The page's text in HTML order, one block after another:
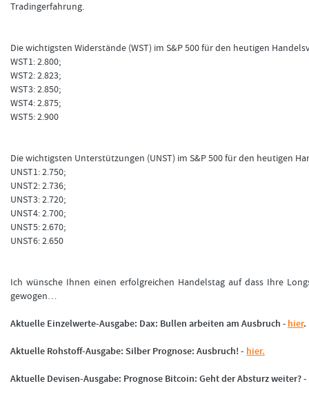
Tradingerfahrung.
Die wichtigsten Widerstände (WST) im S&P 500 für den heutigen
WST1: 2.800;
WST2: 2.823;
WST3: 2.850;
WST4: 2.875;
WST5: 2.900
Die wichtigsten Unterstützungen (UNST) im S&P 500 für den heutigen
UNST1: 2.750;
UNST2: 2.736;
UNST3: 2.720;
UNST4: 2.700;
UNST5: 2.670;
UNST6: 2.650
Ich wünsche Ihnen einen erfolgreichen Handelstag auf dass Ihre
gewogen…
Aktuelle Einzelwerte-Ausgabe: Dax: Bullen arbeiten am Ausbruch - hier.
Aktuelle Rohstoff-Ausgabe: Silber Prognose: Ausbruch! - hier.
Aktuelle Devisen-Ausgabe: Prognose Bitcoin: Geht der Absturz weiter? -